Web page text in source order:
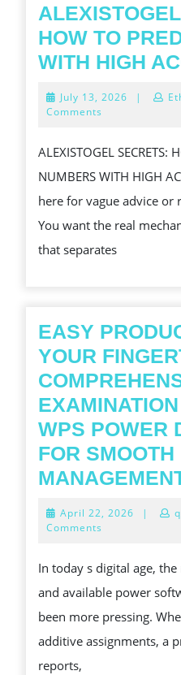
HOW TO
WITH HIGH
July 13, 2026 July|
Comments
ALEXISTOGEL SECRETS:
NUMBERS WITH HIGH
here for vague advice or
You want the real
that separates
EASY
YOUR
WPS POWER
FOR SMOOTH
April 22, 2026 April
|
Comments
In today s digital age, the
and available power
been more pressing.
additive assignments, a
reports,